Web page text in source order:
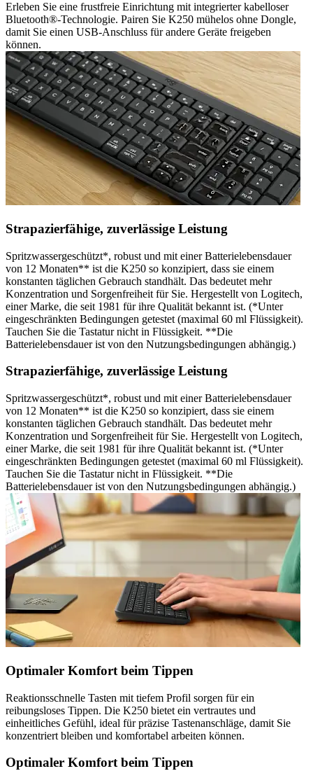
Erleben Sie eine frustfreie Einrichtung mit integrierter kabelloser
Bluetooth®-Technologie. Pairen Sie K250 mühelos ohne Dongle,
damit Sie einen USB-Anschluss für andere Geräte freigeben
können.
Strapazierfähige, zuverlässige Leistung
Spritzwassergeschützt*, robust und mit einer Batterielebensdauer
von 12 Monaten** ist die K250 so konzipiert, dass sie einem
konstanten täglichen Gebrauch standhält. Das bedeutet mehr
Konzentration und Sorgenfreiheit für Sie. Hergestellt von Logitech,
einer Marke, die seit 1981 für ihre Qualität bekannt ist. (*Unter
eingeschränkten Bedingungen getestet (maximal 60 ml Flüssigkeit).
Tauchen Sie die Tastatur nicht in Flüssigkeit. **Die
Batterielebensdauer ist von den Nutzungsbedingungen abhängig.)
Strapazierfähige, zuverlässige Leistung
Spritzwassergeschützt*, robust und mit einer Batterielebensdauer
von 12 Monaten** ist die K250 so konzipiert, dass sie einem
konstanten täglichen Gebrauch standhält. Das bedeutet mehr
Konzentration und Sorgenfreiheit für Sie. Hergestellt von Logitech,
einer Marke, die seit 1981 für ihre Qualität bekannt ist. (*Unter
eingeschränkten Bedingungen getestet (maximal 60 ml Flüssigkeit).
Tauchen Sie die Tastatur nicht in Flüssigkeit. **Die
Batterielebensdauer ist von den Nutzungsbedingungen abhängig.)
Optimaler Komfort beim Tippen
Reaktionsschnelle Tasten mit tiefem Profil sorgen für ein
reibungsloses Tippen. Die K250 bietet ein vertrautes und
einheitliches Gefühl, ideal für präzise Tastenanschläge, damit Sie
konzentriert bleiben und komfortabel arbeiten können.
Optimaler Komfort beim Tippen